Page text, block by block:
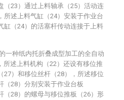
（23）通过上料轴承（25）活动连
所述上料气缸（24）安装于作业台
缸（24）的活塞杆传动连接于上料
一种纸内托折叠成型加工的全自动
所述上料机构（22）还设有移位推
27）和移位丝杆（28），所述移位
（28）分别安装于作业台板
（28）的螺母与移位推板（26）形